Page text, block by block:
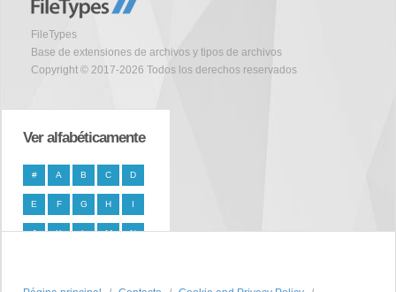
FileTypes
Base de extensiones de archivos y tipos de archivos
Copyright © 2017-2026 Todos los derechos reservados
Ver alfabéticamente
# A B C D
E F G H I
J K L M N